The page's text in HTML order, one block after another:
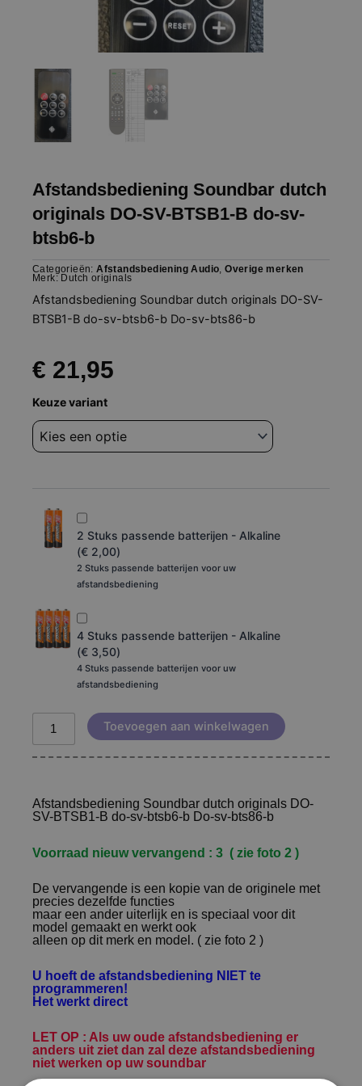
Afstandsbediening Soundbar dutch
originals DO-SV-BTSB1-B do-sv-
btsb6-b
Categorieën: Afstandsbediening Audio ,Overige merken
Merk: Dutch originals
Afstandsbediening Soundbar dutch originals DO-SV-
BTSB1-B do-sv-btsb6-b Do-sv-bts86-b
€ 21,95
Keuze variant
2 Stuks passende batterijen - Alkaline
(€ 2,00)
2 Stuks passende batterijen voor uw
afstandsbediening
4 Stuks passende batterijen - Alkaline
(€ 3,50)
4 Stuks passende batterijen voor uw
afstandsbediening
Afstandsbediening
Soundbar
dutch
originals
do-
sv-
Toevoegen aan winkelwagen
Afstandsbediening Soundbar dutch originals DO-
SV-BTSB1-B do-sv-btsb6-b Do-sv-bts86-b
Voorraad nieuw vervangend : 3 ( zie foto 2 )
De vervangende is een kopie van de originele met
precies dezelfde functies
maar een ander uiterlijk en is speciaal voor dit
model gemaakt en werkt ook
alleen op dit merk en model. ( zie foto 2 )
U hoeft de afstandsbediening NIET te
programmeren!
Het werkt direct
LET OP : Als uw oude afstandsbediening er
anders uit ziet dan zal deze afstandsbediening
niet werken op uw soundbar